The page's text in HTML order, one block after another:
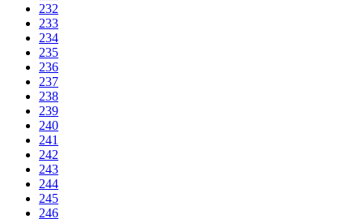
232
233
234
235
236
237
238
239
240
241
242
243
244
245
246